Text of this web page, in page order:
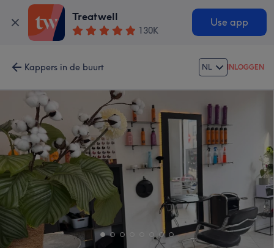
Treatwell
130K
Use app
Kappers in de buurt NL INLOGGEN